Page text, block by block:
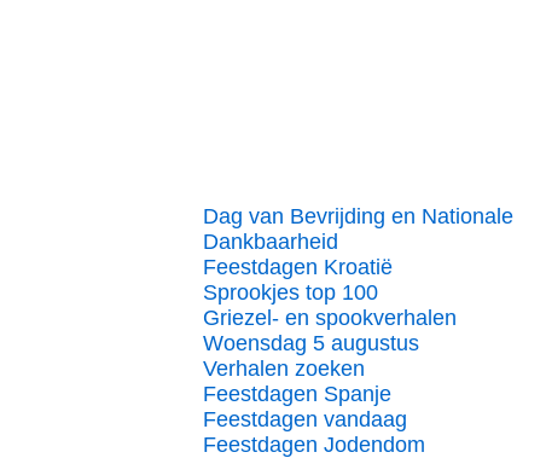
Dag van Bevrijding en Nationale
Dankbaarheid
Feestdagen Kroatië
Sprookjes top 100
Griezel- en spookverhalen
Woensdag 5 augustus
Verhalen zoeken
Feestdagen Spanje
Feestdagen vandaag
Feestdagen Jodendom